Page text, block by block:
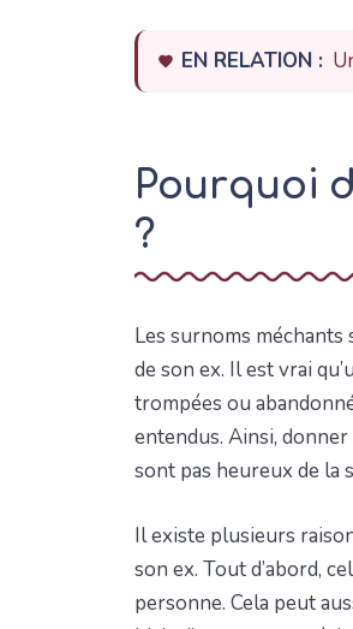
EN RELATION :
Pourquoi
?
Les surnoms
de son ex. Il est vrai
trompées ou
entendus. Ainsi,
sont pas heureux de la
Il existe plusieurs
son ex. Tout d’abord,
personne. Cela peut